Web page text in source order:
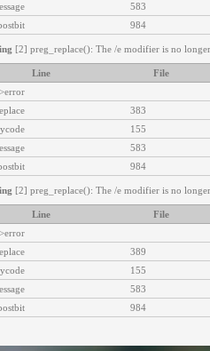
583
984
[2] preg_replace(): The /e modifier is no
File
Line
383
155
583
984
[2] preg_replace(): The /e modifier is no
File
Line
389
155
583
984